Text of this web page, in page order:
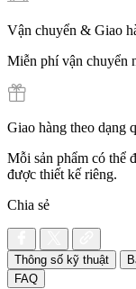
Vận chuyển & Giao
Miễn phí vận chuyển
Giao hàng theo dạng
Mỗi sản phẩm có thể
được thiết kế riêng.
Chia sẻ
Thông số kỹ thuật
FAQ